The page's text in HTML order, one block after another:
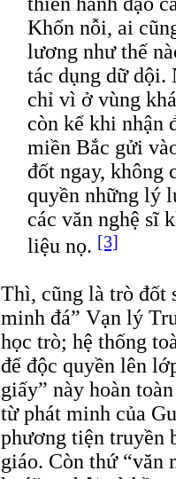
Khốn nỗi, ai
lương như thế
tác dụng dữ dội.
chỉ vì ở vùng
còn kể khi nhận
miền Bắc gửi
đốt ngay, không
quyền những lý
các văn nghệ sĩ
liệu nọ. [3]
Thì, cũng là trò đốt
minh đá” Vạn lý
học trò; hệ thống
để độc quyền lên
giấy” này hoàn
từ phát minh của
phương tiện truyền
giáo. Còn thứ “văn